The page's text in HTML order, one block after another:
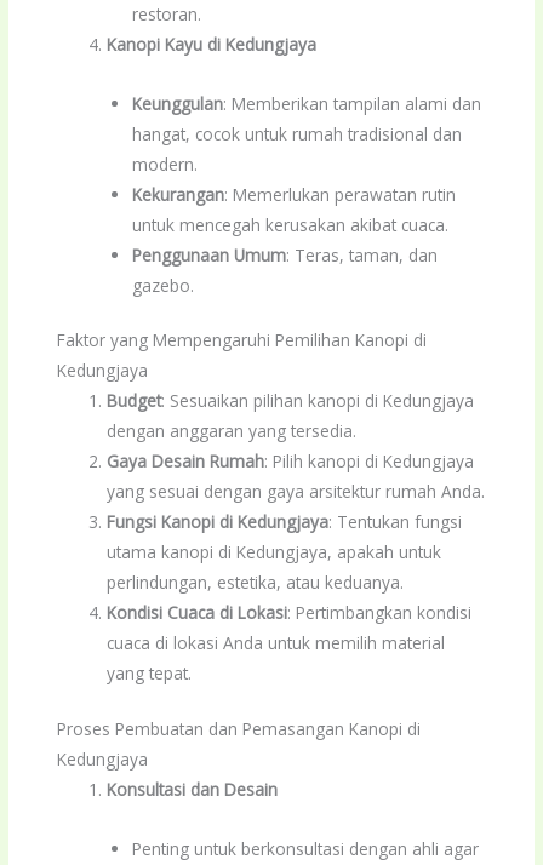
restoran.
Kanopi Kayu di Kedungjaya
Keunggulan: Memberikan tampilan alami dan
hangat, cocok untuk rumah tradisional dan
modern.
Kekurangan: Memerlukan perawatan rutin
untuk mencegah kerusakan akibat cuaca.
Penggunaan Umum: Teras, taman, dan
gazebo.
Faktor yang Mempengaruhi Pemilihan Kanopi di
Kedungjaya
Budget: Sesuaikan pilihan kanopi di Kedungjaya
dengan anggaran yang tersedia.
Gaya Desain Rumah: Pilih kanopi di Kedungjaya
yang sesuai dengan gaya arsitektur rumah Anda.
Fungsi Kanopi di Kedungjaya: Tentukan fungsi
utama kanopi di Kedungjaya, apakah untuk
perlindungan, estetika, atau keduanya.
Kondisi Cuaca di Lokasi: Pertimbangkan kondisi
cuaca di lokasi Anda untuk memilih material
yang tepat.
Proses Pembuatan dan Pemasangan Kanopi di
Kedungjaya
Konsultasi dan Desain
Penting untuk berkonsultasi dengan ahli agar